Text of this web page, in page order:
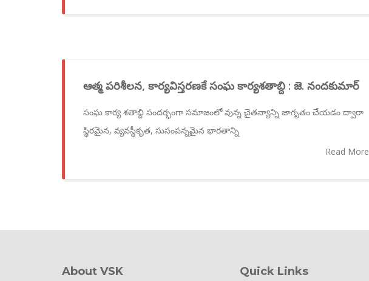
ఆత్మ పరిశీలన, కార్యవిస్తరణకే సంఘ కార్యశతాబ్ది : జె. నందకుమార్
సంఘ కార్య శతాబ్ది సందర్భంగా సమాజంలో వున్న చైతన్యాన్ని జాగృతం చేయడం ద్వారా
స్థిరమైన, వ్యవస్థీకృత, సుసంపన్నమైన భారతాన్ని
Read More
About VSK Quick Links